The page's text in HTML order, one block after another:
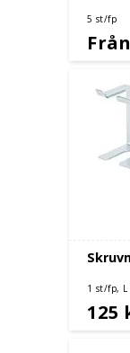
5 st/fp
1 st/fp,
125